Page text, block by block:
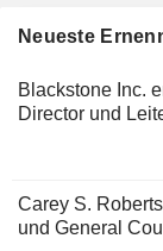
Neueste
Blackstone Inc.
Director und
Carey S.
und General